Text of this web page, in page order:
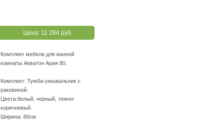
Цена: 11 284 руб.
Комплект мебели для ванной
комнаты Акватон Ария 80.
Комплект: Тумба-умывальник с
раковиной.
Цвета:белый, черный, темно-
коричневый.
Ширина: 80см